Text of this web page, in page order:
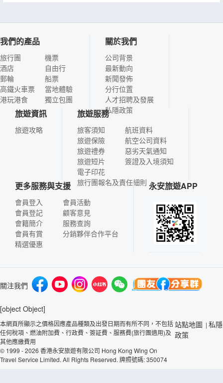
我們的產品
旅行團
酒店
郵輪
高鐵火車票
港玩港食
機票
自由行
船票
當地體驗
獨立包團
關於我們
公司背景
最新動向
新聞發佈
分行位置
人才招聘及發展
私隱政策
旅遊資訊
旅遊攻略
旅遊服務
旅客須知
旅遊保險
旅遊禮券
旅遊短片
電子印花
航班資料
航空公司資料
惡劣天氣通知
簽證及入境須知
旅行團報名及責任細則
更多服務與支援
會員登入
會員登記
會籍簡介
會員有賞
精選優惠
會員活動
顧客意見
服務查詢
分銷夥伴合作平台
永安旅遊APP
關注我們
[object Object]
本網頁所顯示之價格因應產品種類及出發日期而有所不同，不包括
任何稅項、燃油附加費、行政費、簽証費、服務費(旅行團適用)及
其他應繳費用
© 1999 - 2026 香港永安旅遊有限公司 Hong Kong Wing On
Travel Service Limited. All Rights Reserved. 牌照號碼: 350074
站點地圖 | 私隱
政策